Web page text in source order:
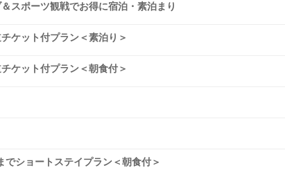
スポーツ観戦でお得に宿泊・素泊まり
ケット付プラン＜素泊り＞
ケット付プラン＜朝食付＞
でショートステイプラン＜朝食付＞